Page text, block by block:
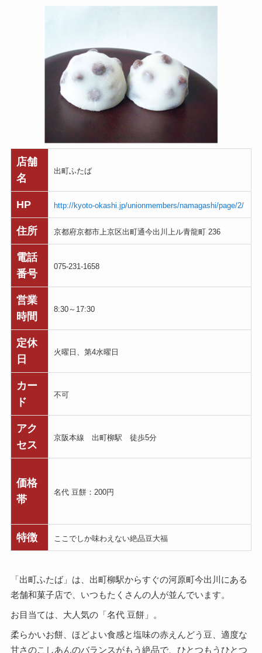
店舗
名
出町ふたば
HP http://kyoto-okashi.jp/unionmembers/namagashi/page/2/
住所 京都府京都市上京区出町通今出川上ル青龍町 236
電話
番号
075-231-1658
営業
時間
8:30～17:30
定休
日
火曜日、第4水曜日
カー
ド
不可
アク
セス
京阪本線 出町柳駅 徒歩5分
価格
帯
名代 豆餅：200円
特徴 ここでしか味わえない絶品豆大福
「出町ふたば」は、出町柳駅からすぐの河原町今出川にある
老舗和菓子店で、いつもたくさんの人が並んでいます。
お目当ては、大人気の「名代 豆餅」。
柔らかいお餅、ほどよい食感と塩味の赤えんどう豆、適度な
甘さのこしあんのバランスがもう絶品で、ひとつもうひとつ